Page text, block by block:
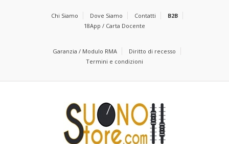
Chi Siamo Dove Siamo Contatti
B2B
18App / Carta Docente
Garanzia / Modulo RMA
Diritto di recesso
Termini e condizioni